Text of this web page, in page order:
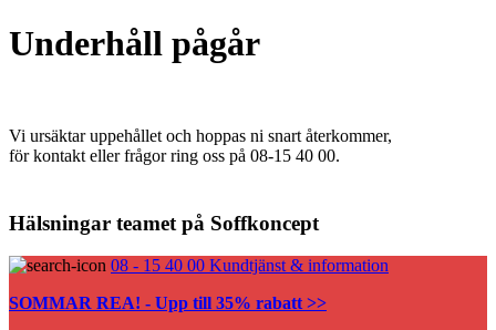
Underhåll pågår
Vi ursäktar uppehållet och hoppas ni snart återkommer,
för kontakt eller frågor ring oss på 08-15 40 00.
Hälsningar teamet på Soffkoncept
08 - 15 40 00 Kundtjänst & information
SOMMAR REA! - Upp till 35% rabatt >>